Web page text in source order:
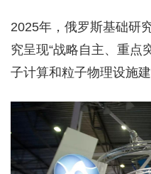
2025年，俄罗斯基础研
究呈现“战略自主、重点
子计算和粒子物理设施